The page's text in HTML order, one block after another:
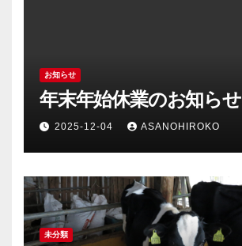
お知らせ
年末年始休業のお知らせ
2025-12-04 ASANOHIROKO
未分類